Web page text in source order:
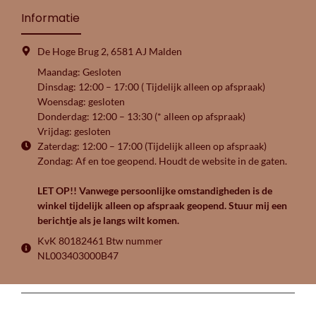
Informatie
De Hoge Brug 2, 6581 AJ Malden
Maandag: Gesloten
Dinsdag: 12:00 – 17:00 ( Tijdelijk alleen op afspraak)
Woensdag: gesloten
Donderdag: 12:00 – 13:30 (* alleen op afspraak)
Vrijdag: gesloten
Zaterdag: 12:00 – 17:00 (Tijdelijk alleen op afspraak)
Zondag: Af en toe geopend. Houdt de website in de gaten.
LET OP!! Vanwege persoonlijke omstandigheden is de
winkel tijdelijk alleen op afspraak geopend. Stuur mij een
berichtje als je langs wilt komen.
KvK 80182461 Btw nummer
NL003403000B47